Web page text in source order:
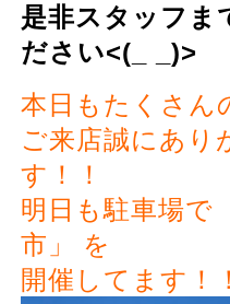
是非スタッフま
ださい<(_ _)>
本日もたくさん
ご来店誠にあり
す！！
明日も駐車場で
市」 を
開催してます！！